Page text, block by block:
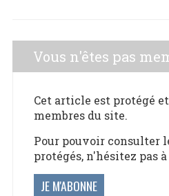
Vous n'êtes pas
Cet article est protégé
membres du site.
Pour pouvoir consulter
protégés, n'hésitez pas
JE M'ABONNE